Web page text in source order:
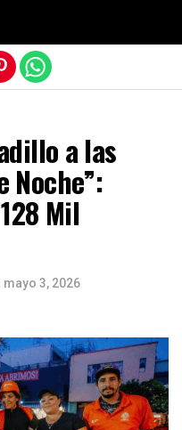
a las
Noche”:
Mil
mayo 3, 2026